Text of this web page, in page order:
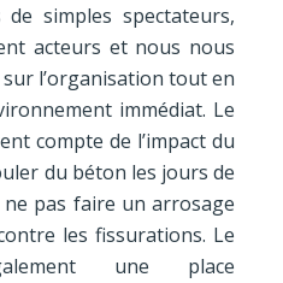
simples spectateurs,
acteurs et nous nous
l’organisation tout en
immédiat. Le
compte de l’impact du
du béton les jours de
pas faire un arrosage
les fissurations. Le
une place